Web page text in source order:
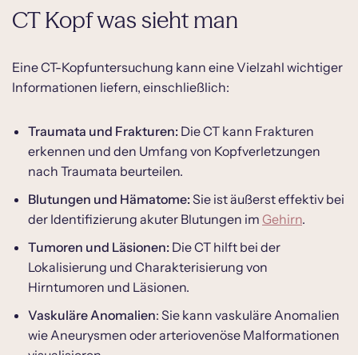
CT Kopf was sieht man
Eine CT-Kopfuntersuchung kann eine Vielzahl wichtiger
Informationen liefern, einschließlich:
Traumata und Frakturen: Die CT kann Frakturen
erkennen und den Umfang von Kopfverletzungen
nach Traumata beurteilen.
Blutungen und Hämatome:Sie ist äußerst effektiv bei
der Identifizierung akuter Blutungen im Gehirn.
Tumoren und Läsionen: Die CT hilft bei der
Lokalisierung und Charakterisierung von
Hirntumoren und Läsionen.
Vaskuläre Anomalien: Sie kann vaskuläre Anomalien
wie Aneurysmen oder arteriovenöse Malformationen